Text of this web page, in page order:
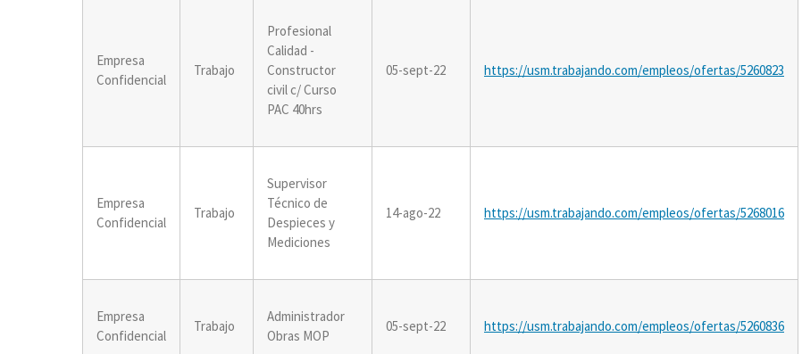
Empresa
Confidencial
Trabajo
Profesional
Calidad -
Constructor
civil c/ Curso
PAC 40hrs
05-sept-22 https://usm.trabajando.com/empleos/ofertas/5260823
Empresa
Confidencial
Trabajo
Supervisor
Técnico de
Despieces y
Mediciones
14-ago-22 https://usm.trabajando.com/empleos/ofertas/5268016
Empresa
Confidencial
Trabajo
Administrador
Obras MOP
05-sept-22 https://usm.trabajando.com/empleos/ofertas/5260836